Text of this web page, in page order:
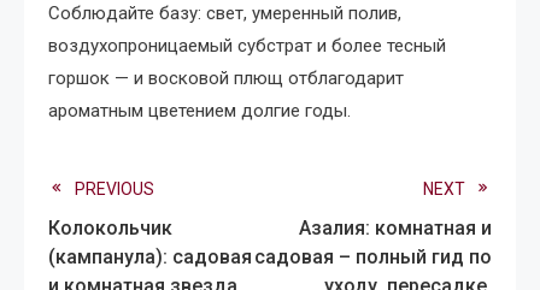
Соблюдайте базу: свет, умеренный полив,
воздухопроницаемый субстрат и более тесный
горшок — и восковой плющ отблагодарит
ароматным цветением долгие годы.
Read
more
PREVIOUS
Колокольчик
(кампанула): садовая
NEXT
Азалия: комнатная и
садовая – полный гид по